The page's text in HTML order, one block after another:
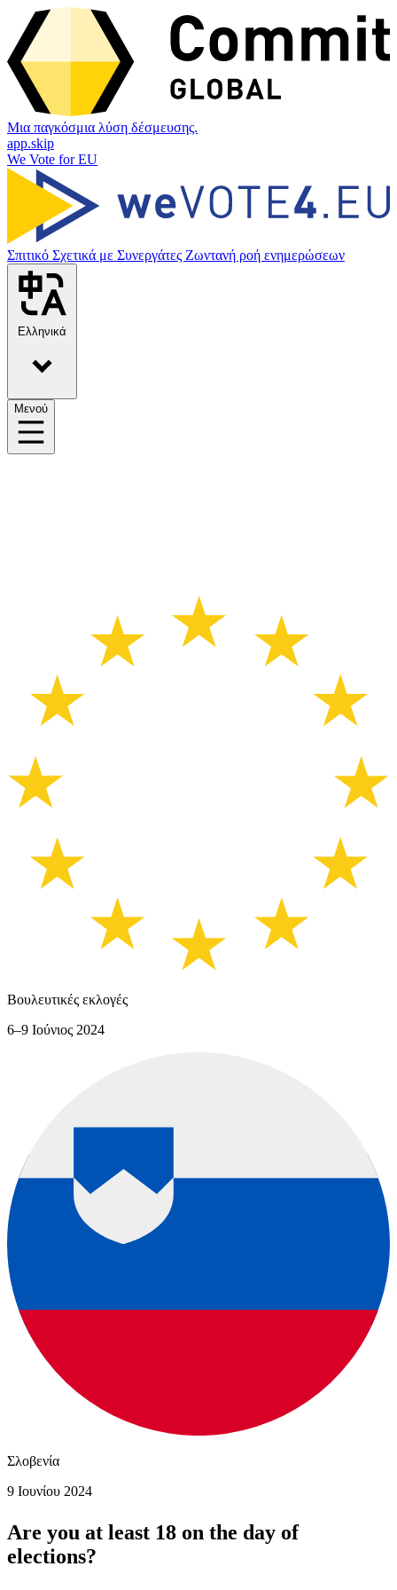
Μια παγκόσμια λύση δέσμευσης.
app.skip
We Vote for EU
Σπιτικό Σχετικά με Συνεργάτες Ζωντανή ροή ενημερώσεων
Ελληνικά
Μενού
Βουλευτικές εκλογές
6–9 Ιούνιος 2024
Σλοβενία
9 Ιουνίου 2024
Are you at least 18 on the day of
elections?